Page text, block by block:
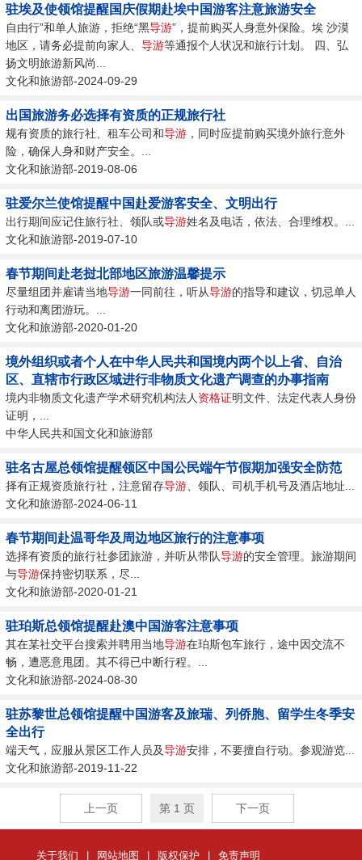
驻埃及使领馆提醒国庆假期赴埃中国游客注意旅游安全
自由行”和单人旅游，拒绝“黑导游”，提前购买人身意外保险。埃 沙漠
地区，请务必提前向家人、 导游等通报个人状况和旅行计划。 四、弘
扬文明旅游新风尚...
文化和旅游部-2024-09-29
出国旅游务必选择有资质的正规旅行社
规有资质的旅行社、租车公司和导游 ，同时应提前购买境外旅行意外
险，确保人身和财产安全。...
文化和旅游部-2019-08-06
驻爱尔兰使馆提醒中国赴爱游客安全、文明出行
出行期间应记住旅行社、领队或导游姓名及电话，依法、合理维权。...
文化和旅游部-2019-07-10
春节期间赴老挝北部地区旅游温馨提示
尽量组团并雇请当地导游一同前往，听从导游的指导和建议，切忌单人
行动和离团游玩。...
文化和旅游部-2020-01-20
境外组织或者个人在中华人民共和国境内两个以上省、自治
区、直辖市行政区域进行非物质文化遗产调查的办事指南
境内非物质文化遗产学术研究机构法人 资格证明文件、法定代表人身份
证明，...
中华人民共和国文化和旅游部
驻名古屋总领馆提醒领区中国公民端午节假期加强安全防范
择有正规资质旅行社，注意留存导游 、领队、司机手机号及酒店地址...
文化和旅游部-2024-06-11
春节期间赴温哥华及周边地区旅行的注意事项
选择有资质的旅行社参团旅游，并听从带队导游的安全管理。旅游期间
与导游保持密切联系，尽...
文化和旅游部-2020-01-21
驻珀斯总领馆提醒赴澳中国游客注意事项
其在某社交平台搜索并聘用当地导游在珀斯包车旅行，途中因交流不
畅，遭恶意甩团。其不得已中断行程。...
文化和旅游部-2024-08-30
驻苏黎世总领馆提醒中国游客及旅瑞、列侨胞、留学生冬季安
全出行
端天气，应服从景区工作人员及导游安排，不要擅自行动。参观游览...
文化和旅游部-2019-11-22
上一页 第 1 页 下一页
关于我们 | 网站地图 | 版权保护 | 免责声明